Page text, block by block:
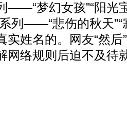
——“梦幻女孩”“阳光
系列——“悲伤的秋天
实姓名的。网友“然
网络规则后迫不及待